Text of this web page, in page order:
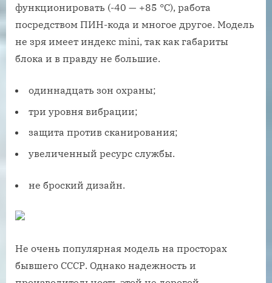
функционировать (-40 — +85 °C), работа
посредством ПИН-кода и многое другое. Модель
не зря имеет индекс mini, так как габариты
блока и в правду не большие.
одиннадцать зон охраны;
три уровня вибрации;
защита против сканирования;
увеличенный ресурс службы.
не броский дизайн.
Не очень популярная модель на просторах
бывшего СССР. Однако надежность и